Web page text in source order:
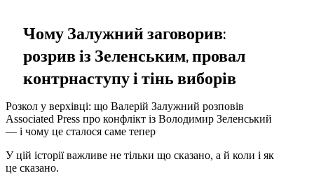
Чому Залужний заговорив:
розрив із Зеленським, провал
контрнаступу і тінь виборів
Розкол у верхівці: що Валерій Залужний розповів
Associated Press про конфлікт із Володимир Зеленський
— і чому це сталося саме тепер
У цій історії важливе не тільки що сказано, а й коли і як
це сказано.